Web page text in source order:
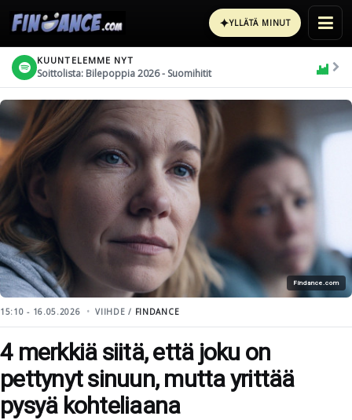
✦YLLÄTÄ MINUT
KUUNTELEMME NYT
Soittolista: Bilepoppia 2026 - Suomihitit
Findance.com
15:10 - 16.05.2026 VIIHDE / FINDANCE
4 merkkiä siitä, että joku on
pettynyt sinuun, mutta yrittää
pysyä kohteliaana